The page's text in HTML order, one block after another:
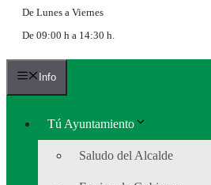
De Lunes a Viernes
De 09:00 h a 14:30 h.
Info
Tú Ayuntamiento
Saludo del Alcalde